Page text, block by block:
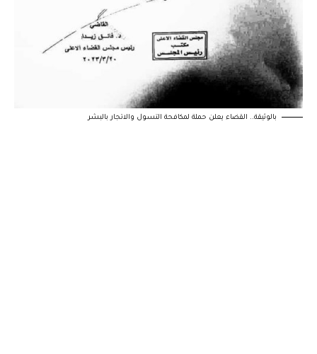
بالوثيقة.. القضاء يعلن حملة لمكافحة التسول والاتجار بالبشر